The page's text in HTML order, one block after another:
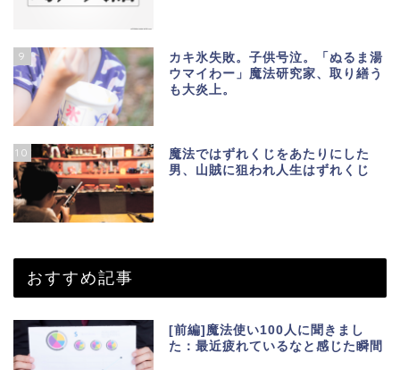
9
カキ氷失敗。子供号泣。「ぬるま湯
ウマイわー」魔法研究家、取り繕う
も大炎上。
10
魔法ではずれくじをあたりにした
男、山賊に狙われ人生はずれくじ
おすすめ記事
[前編]魔法使い100人に聞きまし
た：最近疲れているなと感じた瞬間